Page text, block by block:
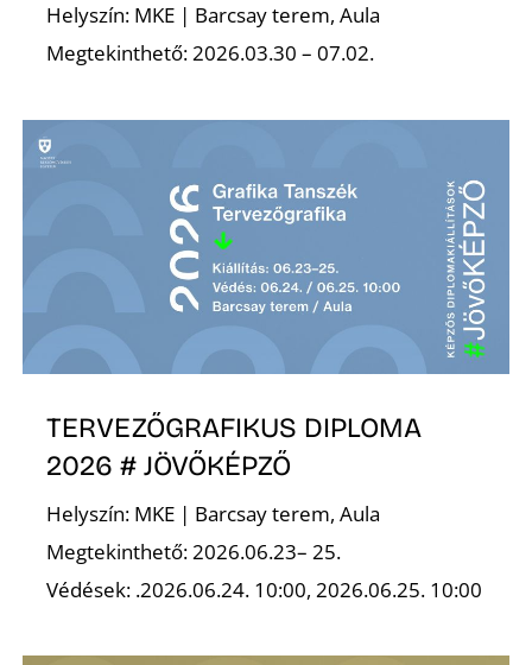
Helyszín: MKE | Barcsay terem, Aula
Megtekinthető: 2026.03.30 – 07.02.
TERVEZŐGRAFIKUS DIPLOMA
2026 # JÖVŐKÉPZŐ
Helyszín: MKE | Barcsay terem, Aula
Megtekinthető: 2026.06.23– 25.
Védések: .2026.06.24. 10:00, 2026.06.25. 10:00